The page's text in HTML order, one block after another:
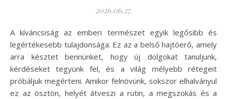
2026.06.27.
A kíváncsiság az emberi természet egyik legősibb és
legértékesebb tulajdonsága. Ez az a belső hajtóerő, amely
arra késztet bennünket, hogy új dolgokat tanuljunk,
kérdéseket tegyünk fel, és a világ mélyebb rétegeit
próbáljuk megérteni. Amikor felnövünk, sokszor elhalványul
ez az ösztön, helyét átveszi a rutin, a megszokás és a